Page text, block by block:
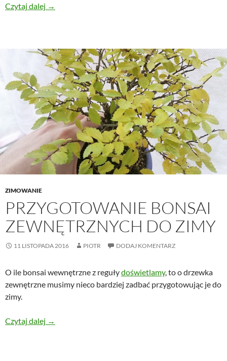
Czytaj dalej Zimowanie drzewek typu indoor, czyli tzw.
→
ZIMOWANIE
PRZYGOTOWANIE BONSAI
ZEWNĘTRZNYCH DO ZIMY
11 LISTOPADA 2016 PIOTR DODAJ KOMENTARZ
O ile bonsai wewnętrzne z regułydoświetlamy, to o drzewka
zewnętrzne musimy nieco bardziej zadbać przygotowując je do
zimy.
Czytaj dalej Przygotowanie bonsai zewnętrznych do zimy
→